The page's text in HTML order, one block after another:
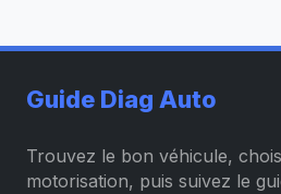
Guide Diag Auto
Trouvez le bon véhicule,
motorisation, puis suivez le